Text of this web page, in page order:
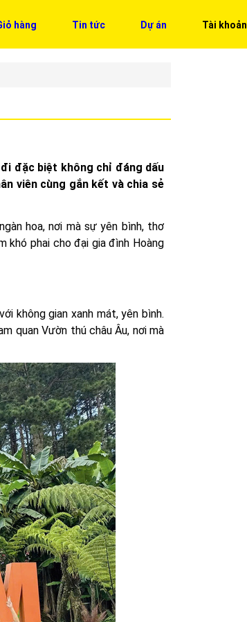
hàng Tin tức Dự án Tài khoản
đặc biệt không chỉ đáng dấu
viên cùng gắn kết và chia sẻ
hoa, nơi mà sự yên bình, thơ
khó phai cho đại gia đình Hoàng
không gian xanh mát, yên bình.
quan Vườn thú châu Âu, nơi mà